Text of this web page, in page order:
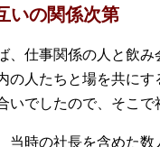
いの関係次第
、仕事関係の人と飲
の人たちと場を共に
いでしたので、そこ
当時の社長を含めた数